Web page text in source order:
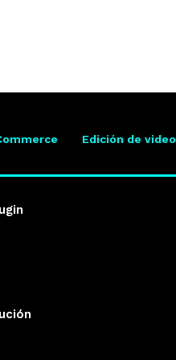
Edición de video